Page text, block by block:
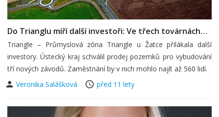
Do Trianglu míří další investoři: Ve třech továrnách…
Triangle – Průmyslová zóna Triangle u Žatce přilákala další
investory. Ústecký kraj schválil prodej pozemků pro vybudování
tří nových závodů. Zaměstnání by v nich mohlo najít až 560 lidí.
Veronika Salášková
před 11 lety